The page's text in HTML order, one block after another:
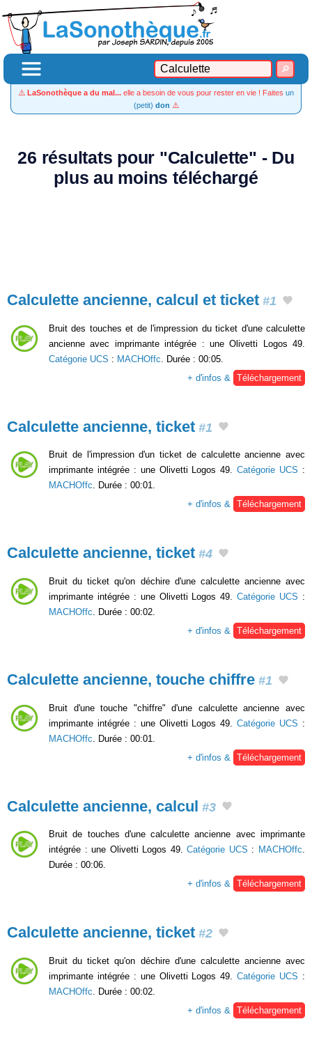
⚠️ LaSonothèque a du mal... elle a besoin de vous pour rester en vie ! Faites un
(petit) don ⚠️
26 résultats pour "Calculette" - Du
plus au moins téléchargé
Calculette ancienne, calcul et ticket #1
Bruit des touches et de l'impression du ticket d'une calculette
ancienne avec imprimante intégrée : une Olivetti Logos 49.
Catégorie UCS : MACHOffc . Durée : 00:05.
+ d'infos &
Téléchargement
Calculette ancienne, ticket #1
Bruit de l'impression d'un ticket de calculette ancienne avec
imprimante intégrée : une Olivetti Logos 49.Catégorie UCS :
MACHOffc. Durée : 00:01.
+ d'infos & Téléchargement
Calculette ancienne, ticket #4
Bruit du ticket qu'on déchire d'une calculette ancienne avec
imprimante intégrée : une Olivetti Logos 49.Catégorie UCS :
MACHOffc . Durée : 00:02.
+ d'infos &
Téléchargement
Calculette ancienne, touche chiffre #1
Bruit d'une touche "chiffre" d'une calculette ancienne avec
imprimante intégrée : une Olivetti Logos 49.Catégorie UCS :
MACHOffc . Durée : 00:01.
+ d'infos &
Téléchargement
Calculette ancienne, calcul #3
Bruit de touches d'une calculette ancienne avec imprimante
intégrée : une Olivetti Logos 49.Catégorie UCS : MACHOffc.
Durée : 00:06.
+ d'infos & Téléchargement
Calculette ancienne, ticket #2
Bruit du ticket qu'on déchire d'une calculette ancienne avec
imprimante intégrée : une Olivetti Logos 49.Catégorie UCS :
MACHOffc . Durée : 00:02.
+ d'infos &
Téléchargement